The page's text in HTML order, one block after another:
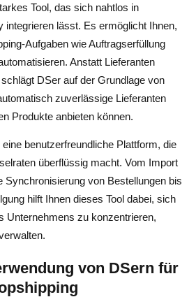
kostenlos?
AliExpress Dropshipping
Tool, das sich nahtlos in
integrieren lässt. Es ermöglicht Ihnen,
Aufgaben wie Auftragserfüllung
Anstatt Lieferanten
DSer auf der Grundlage von
zuverlässige Lieferanten
Produkte anbieten können.
benutzerfreundliche Plattform, die
überflüssig macht. Vom Import
Synchronisierung von Bestellungen bis
hilft Ihnen dieses Tool dabei, sich
Unternehmens zu konzentrieren,
von DSern für